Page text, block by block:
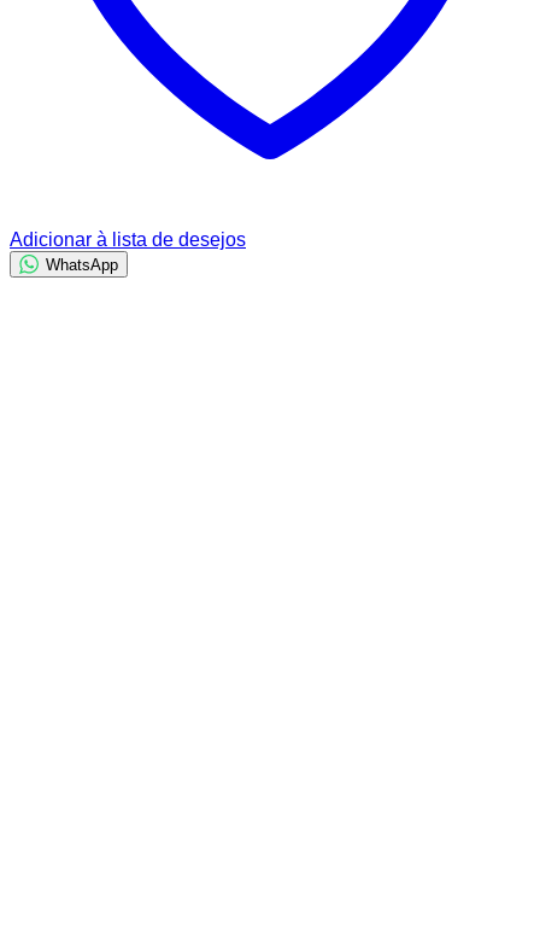
Adicionar à lista de desejos
WhatsApp